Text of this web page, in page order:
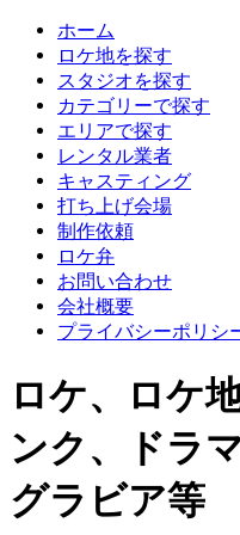
ホーム
ロケ地を探す
スタジオを探す
カテゴリーで探す
エリアで探す
レンタル業者
キャスティング
打ち上げ会場
制作依頼
ロケ弁
お問い合わせ
会社概要
プライバシーポリシ
ロケ、ロケ
ンク、ドラ
グラビア等